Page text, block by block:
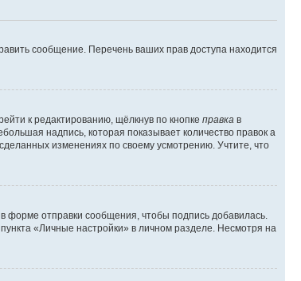
сообщение. Перечень ваших прав доступа находится
к редактированию, щёлкнув по кнопке правка в
надпись, которая показывает количество правок а
изменениях по своему усмотрению. Учтите, что
в форме отправки сообщения, чтобы подпись добавилась.
«Личные настройки» в личном разделе. Несмотря на